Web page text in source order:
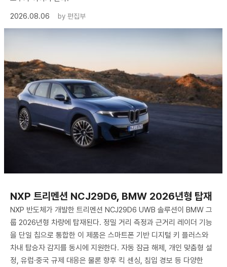
2026.08.06
by 편집부
NXP 트리멘션 NCJ29D6, BMW 2026년형 탑재
NXP 반도체가 개발한 트리멘션 NCJ29D6 UWB 솔루션이 BMW 그
룹 2026년형 차량에 탑재된다. 정밀 거리 측정과 근거리 레이더 기능
을 단일 칩으로 통합한 이 제품은 스마트폰 기반 디지털 키 플러스와
차내 탑승자 감지를 동시에 지원한다. 자동 잠금 해제, 개인 맞춤형 설
정, 유럽·중국 규제 대응은 물론 향후 킥 센싱, 침입 경보 등 다양한